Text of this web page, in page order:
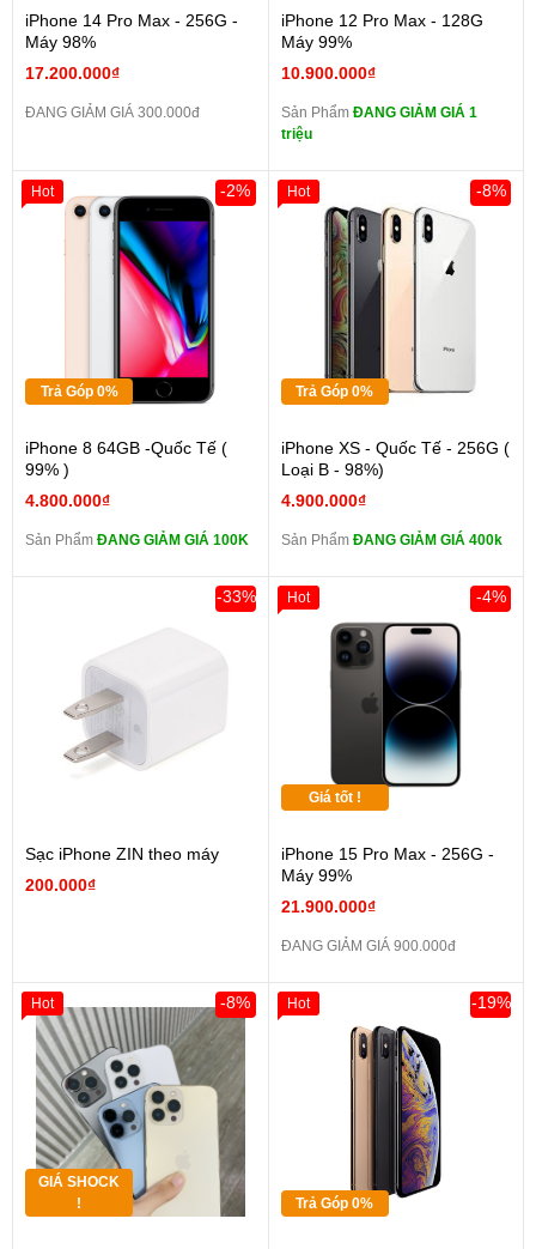
iPhone 14 Pro Max - 256G -
Máy 98%
17.200.000₫
ĐANG GIẢM GIÁ 300.000đ
iPhone 12 Pro Max - 128G
Máy 99%
10.900.000₫
Sản Phẩm ĐANG GIẢM GIÁ 1
triệu
Trả Góp 0%
iPhone 8 64GB -Quốc Tế (
99% )
4.800.000₫
-2%
Sản Phẩm ĐANG GIẢM GIÁ 100K
Hot
Trả Góp 0%
iPhone XS - Quốc Tế - 256G (
Loại B - 98%)
4.900.000₫
-8%
Sản Phẩm ĐANG GIẢM GIÁ 400k
Hot
Sạc iPhone ZIN theo máy
200.000₫
-33%
Giá tốt !
iPhone 15 Pro Max - 256G -
Máy 99%
21.900.000₫
-4%
ĐANG GIẢM GIÁ 900.000đ
Hot
GIÁ SHOCK
!
-8%
Hot
Trả Góp 0%
-19%
Hot